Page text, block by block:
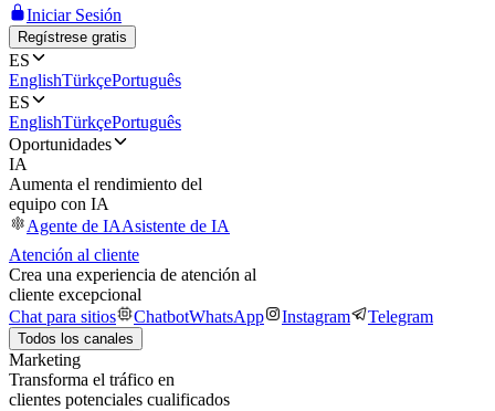
Iniciar Sesión
Regístrese gratis
ES
EnglishTürkçePortuguês
ES
EnglishTürkçePortuguês
Oportunidades
IA
Aumenta el rendimiento del
equipo con IA
Agente de IAAsistente de IA
Atención al cliente
Crea una experiencia de atención al
cliente excepcional
Chat para sitios
ChatbotWhatsApp Instagram Telegram
Todos los canales
Marketing
Transforma el tráfico en
clientes potenciales cualificados